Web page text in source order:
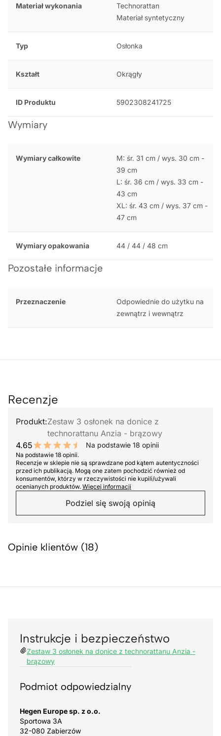
Materiał wykonania
Technorattan
Materiał syntetyczny
Typ Osłonka
Kształt Okrągły
ID Produktu 5902308241725
Wymiary
Wymiary całkowite
M: śr. 31 cm / wys. 30 cm -
39 cm
L: śr. 36 cm / wys. 33 cm -
43 cm
XL: śr. 43 cm / wys. 37 cm -
47 cm
Wymiary opakowania 44 / 44 / 48 cm
Pozostałe informacje
Przeznaczenie
Odpowiednie do użytku na
zewnątrz i wewnątrz
Recenzje
Produkt:Zestaw 3 osłonek na donice z
technorattanu Anzia - brązowy
4.65
9.3 out of 10 stars
Na podstawie 18 opinii
Na podstawie 18 opinii.
Recenzje w sklepie nie są sprawdzane pod kątem autentyczności
przed ich publikacją. Mogą one zatem pochodzić również od
konsumentów, którzy w rzeczywistości nie kupili/używali
ocenianych produktów. Więcej informacji
Podziel się swoją opinią
Opinie klientów (18)
Instrukcje i bezpieczeństwo
Zestaw 3 osłonek na donice z technorattanu Anzia -
brązowy
Podmiot odpowiedzialny
Hegen Europe sp. z o.o.
Sportowa 3A
32-080 Zabierzów